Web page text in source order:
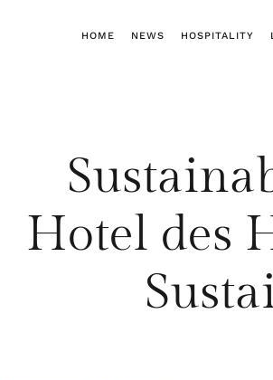
HOME NEWS HOSPITALITY
Hotel des